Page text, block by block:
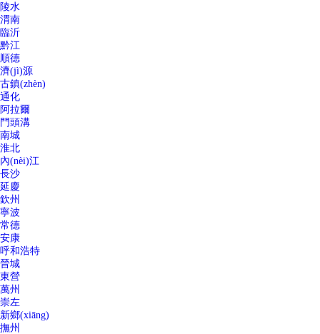
陵水
渭南
臨沂
黔江
順德
濟(jì)源
古鎮(zhèn)
通化
阿拉爾
門頭溝
南城
淮北
內(nèi)江
長沙
延慶
欽州
寧波
常德
安康
呼和浩特
晉城
東營
萬州
崇左
新鄉(xiāng)
撫州